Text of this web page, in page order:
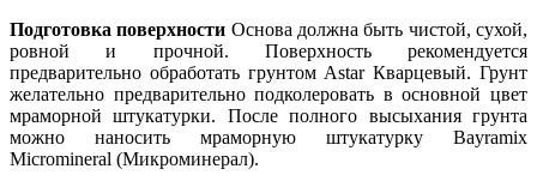
Подготовка поверхности Основа должна быть чистой, сухой,
ровной и прочной. Поверхность рекомендуется
предварительно обработать грунтом Astar Кварцевый. Грунт
желательно предварительно подколеровать в основной цвет
мраморной штукатурки. После полного высыхания грунта
можно наносить мраморную штукатурку Bayramix
Micromineral (Микроминерал).